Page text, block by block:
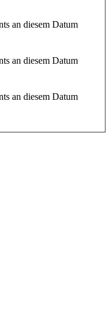
an diesem Datum
an diesem Datum
an diesem Datum